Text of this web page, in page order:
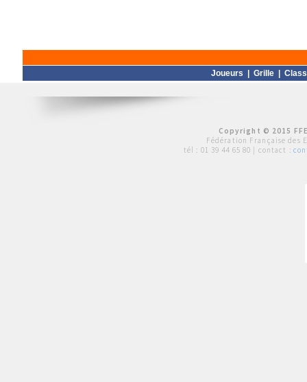
Joueurs Grille
Copyright © 2015
Fédération Française des
tél : 01 39 44 65 80 | contact :